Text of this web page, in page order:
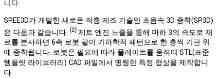
니다.
SPEE3D가 개발한 새로운 적층 제조 기술인 초음속 3D 증착(SP3D)
은 다음과 같습니다. (2) 제트 엔진 노즐을 통해 마하 3의 속도로 재
료를 분사하면 6축 로봇 팔이 기하학적 패턴으로 한 층씩 기판 위
에 증착됩니다. 로봇은 필요에 따라 플레이트를 움직여 STL(표준
템플릿 라이브러리) CAD 파일에서 명령한 특정 형상을 제작합니
다.